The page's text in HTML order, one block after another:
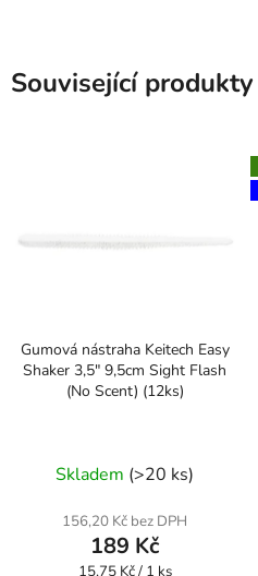
Související produkty
Gumová nástraha Keitech Easy
Shaker 3,5" 9,5cm Sight Flash
(No Scent) (12ks)
Skladem (>20 ks)
156,20 Kč bez DPH
189 Kč
Měrná
15,75 Kč / 1 ks